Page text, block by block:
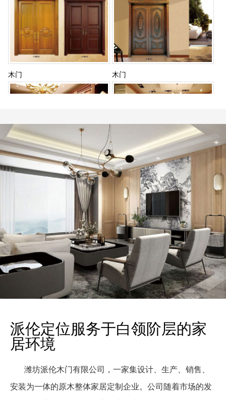
木门 木门
衣柜 衣柜
衣柜 衣柜
书柜 书柜
派伦定位服务于白领阶层的家
居环境
潍坊派伦木门有限公司，一家集设计、生产、销售、
安装为一体的原木整体家居定制企业。公司随着市场的发